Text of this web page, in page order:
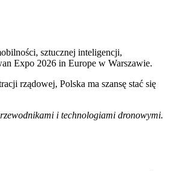
sztucznej inteligencji,
Expo 2026 in Europe w Warszawie.
rządowej, Polska ma szansę stać się
i technologiami dronowymi.